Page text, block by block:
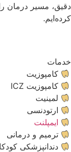
دقیق، مسیر درمان
کرده‌ایم.
خدمات
کامپوزیت
کامپوزیت ICZ
لمینیت
ارتودنسی
ایمپلنت
ترمیم و درمانی
دندانپزشکی